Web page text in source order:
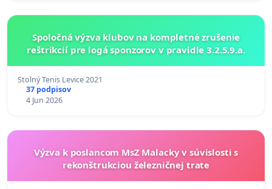
Spoločná výzva klubov na kompletné zrušenie
reštrikcií pre logá sponzorov v pravidle 3.2.5.9.a.
Stolný Tenis Levice 2021
37 podpisov
4 Jun 2026
Výzva k poslancom MsZ Malacky v súvislosti s
rekonštrukciou železničnej trate